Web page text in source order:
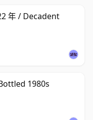
年 / Decadent
1980s